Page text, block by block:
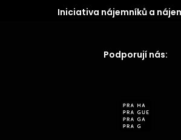
Iniciativa nájemníků a
Podporují nás: